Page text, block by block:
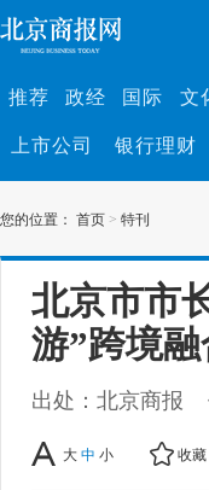
推荐 政经 国际 文
上市公司 银行理财
您的位置： 首页 > 特刊
北京市市
游”跨境
出处：北京商报
大 中 小 收藏